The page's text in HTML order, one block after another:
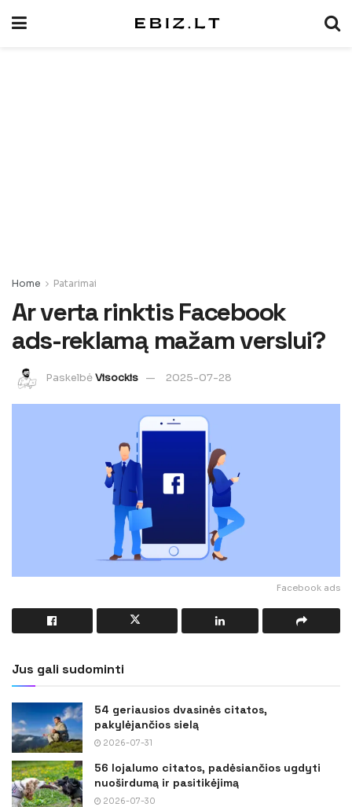
Home Patarimai
Ar verta rinktis Facebook
ads-reklamą mažam verslui?
PaskelbėVisockis 2025-07-28
Facebook ads
Jus gali sudominti
54 geriausios dvasinės citatos,
pakylėjančios sielą
2026-07-31
56 lojalumo citatos, padėsiančios ugdyti
nuoširdumą ir pasitikėjimą
2026-07-30